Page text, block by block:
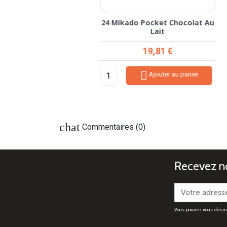
24 Mikado Pocket Chocolat Au
Lait
Prix
19,81 €
Ajouter au panier
chat Commentaires (0)
Recevez
Vous pouvez vous